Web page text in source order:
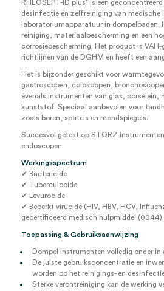
RHEOSEPT-ID plus⁺ is een
desinfectie en zelfreiniging van medische
laboratoriumapparatuur in dompelbaden.
reiniging, materiaalbescherming en een
corrosiebescherming. Het product is
richtlijnen van de DGHM en heeft een
Het is bijzonder geschikt voor
gastroscopen, coloscopen,
evenals instrumenten van glas, porselein,
kunststof. Speciaal aanbevolen voor
zoals boren, spatels en mondspiegels.
Succesvol getest op STORZ-
endoscopen.
Werkingsspectrum
✔ Bactericide
✔ Tuberculocide
✔ Levurocide
✔ Beperkt virucide (HIV, HBV, HCV,
gecertificeerd medisch hulpmiddel (0044).
Toepassing & Gebruiksaanwijzing
Dompel instrumenten volledig onder in
De juiste gebruiksconcentratie en
worden op het reinigings- en
Sterke verontreiniging kan de werking